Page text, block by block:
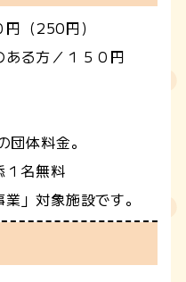
（250円）
る方／１５０円
体料金。
１名無料
」対象施設です。